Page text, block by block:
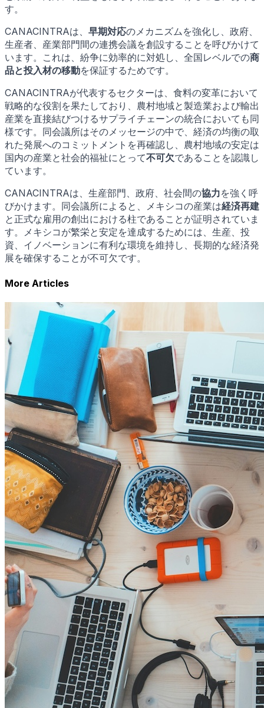
す。
CANACINTRAは、 早期対応のメカニズムを強化し、政府、
生産者、産業部門間の連携会議を創設することを呼びかけて
います。これは、紛争に効率的に対処し、全国レベルでの商
品と投入材の移動を保証するためです。
CANACINTRAが代表するセクターは、食料の変革において
戦略的な役割を果たしており、農村地域と製造業および輸出
産業を直接結びつけるサプライチェーンの統合においても同
様です。同会議所はそのメッセージの中で、経済の均衡の取
れた発展へのコミットメントを再確認し、農村地域の安定は
国内の産業と社会的福祉にとって不可欠であることを認識し
ています。
CANACINTRAは、生産部門、政府、社会間の協力を強く呼
びかけます。同会議所によると、メキシコの産業は経済再建
と正式な雇用の創出における柱であることが証明されていま
す。メキシコが繁栄と安定を達成するためには、生産、投
資、イノベーションに有利な環境を維持し、長期的な経済発
展を確保することが不可欠です。
More Articles